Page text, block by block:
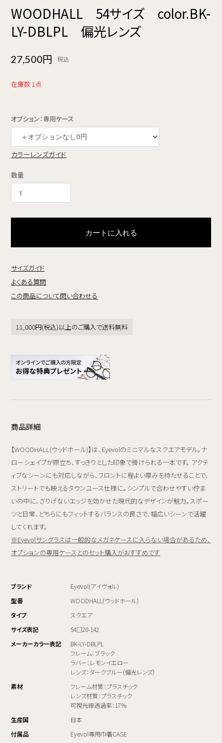
WOODHALL 54サイズ color.BK-
LY-DBLPL 偏光レンズ
27,500円 税込
在庫数 1点
オプション：専用ケース
カラーレンズガイド
数量
カートに入れる
サイズガイド
よくある質問
この商品について問い合わせる
11,000円(税込)以上のご購入で送料無料
商品詳細
【WOODHALL(ウッドホール)】は、Eyevolのミニマルなスクエアモデル。ナ
ローシェイプが際立ち、すっきりとした印象で掛けられる一本です。 アクテ
ィブなシーンにも対応しながら、フロントに程よい厚みを持たせることで、
ストリートでも映えるタウンユース仕様に。シンプルで合わせやすい佇ま
いの中に、さりげないエッジを効かせた現代的なデザインが魅力。スポー
ツと日常、どちらにもフィットするバランスの良さで、幅広いシーンで活躍
してくれます。
※Eyevolサングラスは一般的なメガネケースに入らない場合があるため、
オプションの専用ケースとのセット購入がおすすめです
ブランド
Eyevol(アイヴォル)
型番
WOODHALL(ウッドホール)
タイプ
スクエア
サイズ表記
54□20-142
メーカーカラー表記
BK-LY-DBLPL
フレーム：ブラック
ラバー：レモンイエロー
レンズ：ダークブルー(偏光レンズ)
素材
フレーム材質：プラスチック
レンズ材質：プラスチック
可視光線透過率：17％
生産国
日本
付属品
Eyevol専用巾着CASE